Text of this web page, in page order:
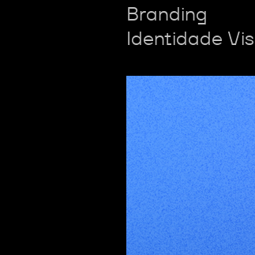
Branding
Identidade